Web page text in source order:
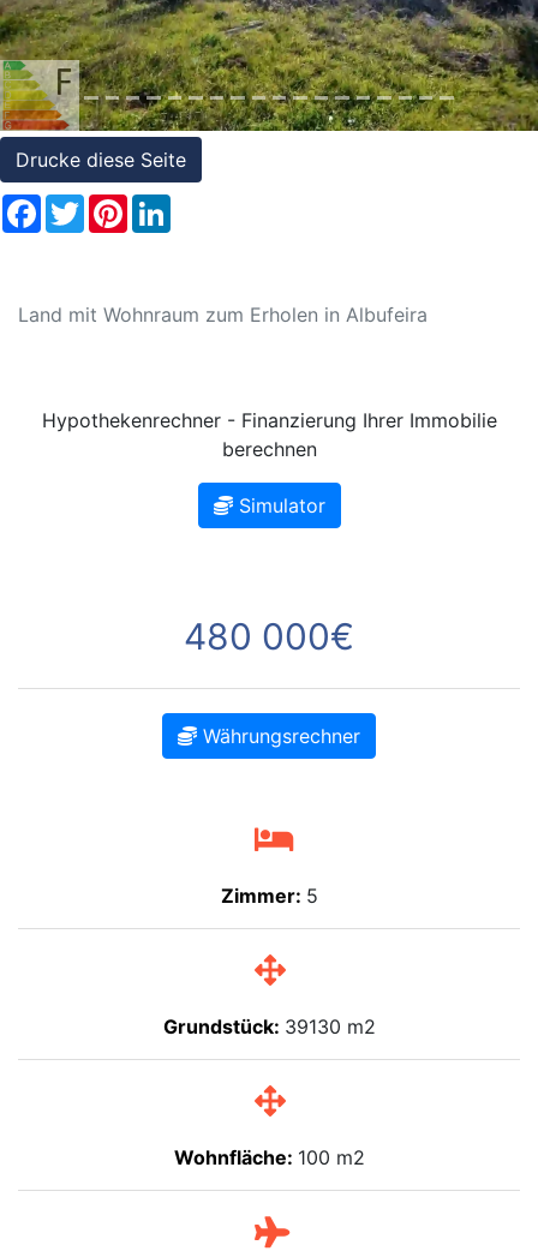
Referenzen
Immobilien
und
Steuerrecht
Drucke diese Seite
Facebook
TwitterPinterest
Land mit Wohnraum zum Erholen in Albufeira
Hypothekenrechner - Finanzierung Ihrer Immobilie
berechnen
Simulator
480 000€
Währungsrechner
Zimmer: 5
Grundstück: 39130 m2
Wohnfläche: 100 m2